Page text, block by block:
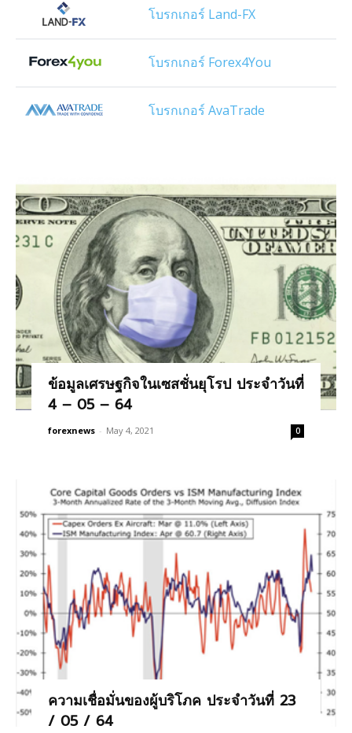
โบรกเกอร์ Land-FX
โบรกเกอร์ Forex4You
โบรกเกอร์ AvaTrade
ข้อมูลเศรษฐกิจในเซสชั่นยุโรป ประจำวันที่
4 – 05 – 64
forexnews - May 4, 2021 0
ความเชื่อมั่นของผู้บริโภค ประจำวันที่ 23
/ 05 / 64